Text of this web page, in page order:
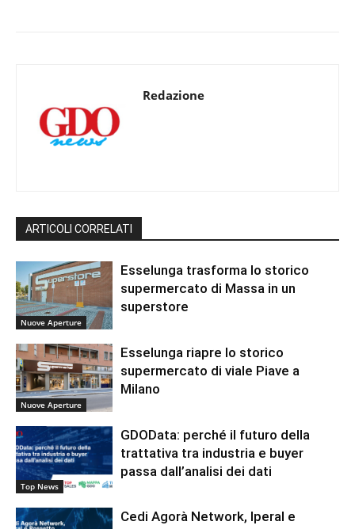
Redazione
ARTICOLI CORRELATI
Nuove Aperture
Esselunga trasforma lo storico
supermercato di Massa in un
superstore
Nuove Aperture
Esselunga riapre lo storico
supermercato di viale Piave a
Milano
Top News
GDOData: perché il futuro della
trattativa tra industria e buyer
passa dall’analisi dei dati
Cedi Agorà Network, Iperal e